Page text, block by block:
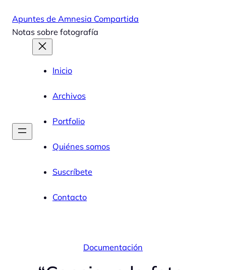
contenido
Apuntes de Amnesia Compartida
Notas sobre fotografía
Inicio
Archivos
Portfolio
Quiénes somos
Suscríbete
Contacto
Documentación